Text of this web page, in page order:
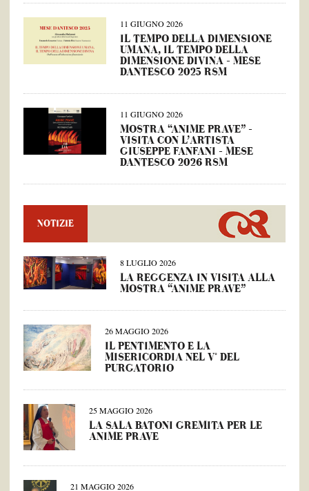
11 GIUGNO 2026
IL TEMPO DELLA DIMENSIONE
UMANA, IL TEMPO DELLA
DIMENSIONE DIVINA – MESE
DANTESCO 2025 RSM
11 GIUGNO 2026
MOSTRA “ANIME PRAVE” –
VISITA CON L’ARTISTA
GIUSEPPE FANFANI – MESE
DANTESCO 2026 RSM
NOTIZIE
8 LUGLIO 2026
LA REGGENZA IN VISITA ALLA
MOSTRA “ANIME PRAVE”
26 MAGGIO 2026
IL PENTIMENTO E LA
MISERICORDIA NEL V° DEL
PURGATORIO
25 MAGGIO 2026
LA SALA BATONI GREMITA PER LE
ANIME PRAVE
21 MAGGIO 2026